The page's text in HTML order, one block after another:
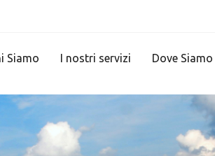
Siamo I nostri servizi Dove Siamo